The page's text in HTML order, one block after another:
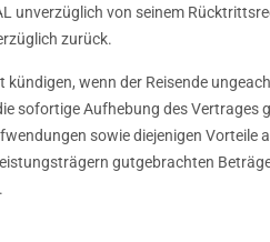
unverzüglich von seinem
zurück.
wenn der Reisende
sofortige Aufhebung des Vertrages
sowie diejenigen
gutgebrachten